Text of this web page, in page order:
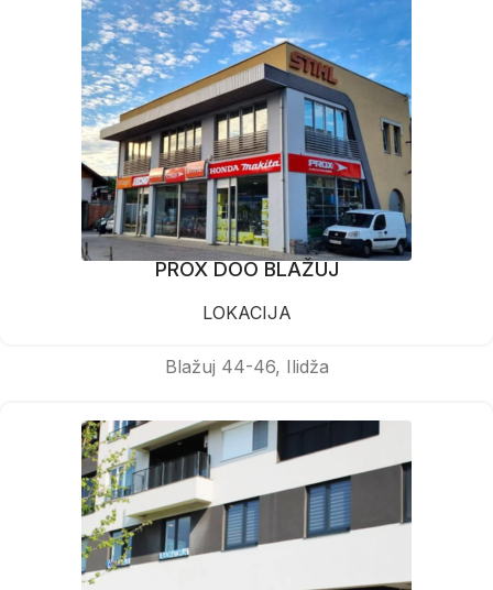
PROX DOO BLAŽUJ
LOKACIJA
Blažuj 44-46, Ilidža